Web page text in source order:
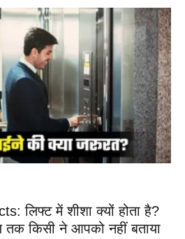
लिफ्ट में शीशा क्यों होता है?
किसी ने आपको नहीं बताया